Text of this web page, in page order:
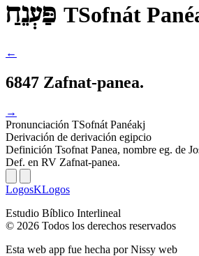
TSofnát
←
6847 Zafnat-panea.
→
Pronunciación TSofnát Panéakj
Derivación de derivación egipcio
Definición Tsofnat Panea, nombre eg. de
Def. en RV Zafnat-panea.
LogosKLogos
Estudio Bíblico Interlineal
© 2026 Todos los derechos reservados
Esta web app fue hecha porNissy web